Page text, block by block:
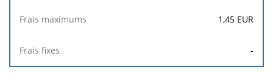
1,45 EUR
-